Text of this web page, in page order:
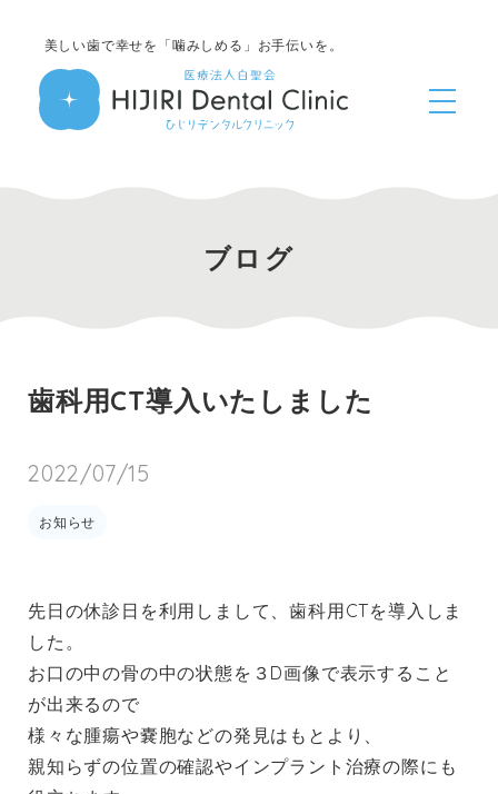
美しい歯で幸せを「噛みしめる」お手伝いを。
ブログ
歯科用CT導入いたしました
2022/07/15
お知らせ
先日の休診日を利用しまして、歯科用CTを導入しま
した。
お口の中の骨の中の状態を３D画像で表示すること
が出来るので
様々な腫瘍や嚢胞などの発見はもとより、
親知らずの位置の確認やインプラント治療の際にも